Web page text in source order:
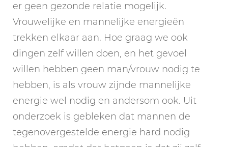
er geen gezonde relatie mogelijk.
Vrouwelijke en mannelijke energieën
trekken elkaar aan. Hoe graag we ook
dingen zelf willen doen, en het gevoel
willen hebben geen man/vrouw nodig te
hebben, is als vrouw zijnde mannelijke
energie wel nodig en andersom ook. Uit
onderzoek is gebleken dat mannen de
tegenovergestelde energie hard nodig